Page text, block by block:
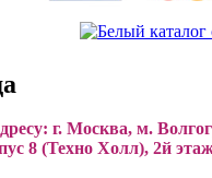
г. Москва, м.
8 (Техно Холл), 2й